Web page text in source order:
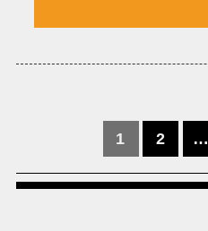
の
1 2 …